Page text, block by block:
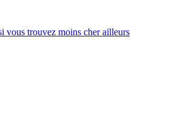
vous trouvez moins cher ailleurs